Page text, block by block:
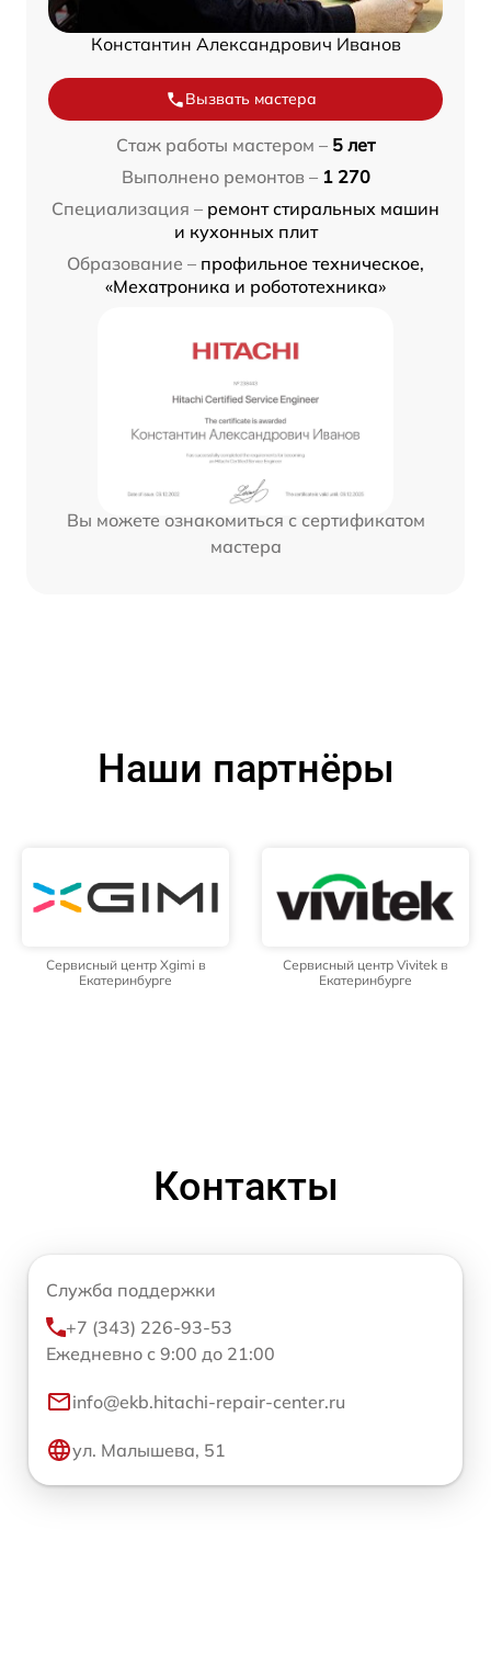
Константин Александрович Иванов
Вызвать мастера
Стаж работы мастером – 5 лет
Выполнено ремонтов – 1 270
Специализация – ремонт стиральных машин
и кухонных плит
Образование – профильное техническое,
«Мехатроника и робототехника»
Вы можете ознакомиться с сертификатом
мастера
Наши партнёры
Сервисный центр Xgimi в
Екатеринбурге
Сервисный центр Vivitek в
Екатеринбурге
Контакты
Служба поддержки
+7 (343) 226-93-53
Ежедневно с 9:00 до 21:00
info@ekb.hitachi-repair-center.ru
ул. Малышева, 51